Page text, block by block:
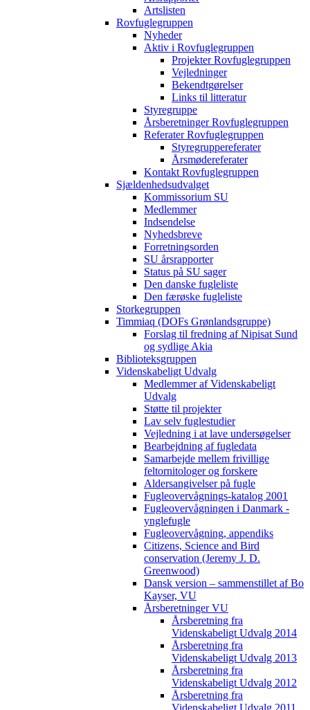
Artslisten
Rovfuglegruppen
Nyheder
Aktiv i Rovfuglegruppen
Projekter Rovfuglegruppen
Vejledninger
Bekendtgørelser
Links til litteratur
Styregruppe
Årsberetninger Rovfuglegruppen
Referater Rovfuglegruppen
Styregruppereferater
Årsmødereferater
Kontakt Rovfuglegruppen
Sjældenhedsudvalget
Kommissorium SU
Medlemmer
Indsendelse
Nyhedsbreve
Forretningsorden
SU årsrapporter
Status på SU sager
Den danske fugleliste
Den færøske fugleliste
Storkegruppen
Timmiaq (DOFs Grønlandsgruppe)
Forslag til fredning af Nipisat Sund
og sydlige Akia
Biblioteksgruppen
Videnskabeligt Udvalg
Medlemmer af Videnskabeligt
Udvalg
Støtte til projekter
Lav selv fuglestudier
Vejledning i at lave undersøgelser
Bearbejdning af fugledata
Samarbejde mellem frivillige
feltornitologer og forskere
Aldersangivelser på fugle
Fugleovervågnings-katalog 2001
Fugleovervågningen i Danmark -
ynglefugle
Fugleovervågning, appendiks
Citizens, Science and Bird
conservation (Jeremy J. D.
Greenwood)
Dansk version – sammenstillet af Bo
Kayser, VU
Årsberetninger VU
Årsberetning fra
Videnskabeligt Udvalg 2014
Årsberetning fra
Videnskabeligt Udvalg 2013
Årsberetning fra
Videnskabeligt Udvalg 2012
Årsberetning fra
Videnskabeligt Udvalg 2011